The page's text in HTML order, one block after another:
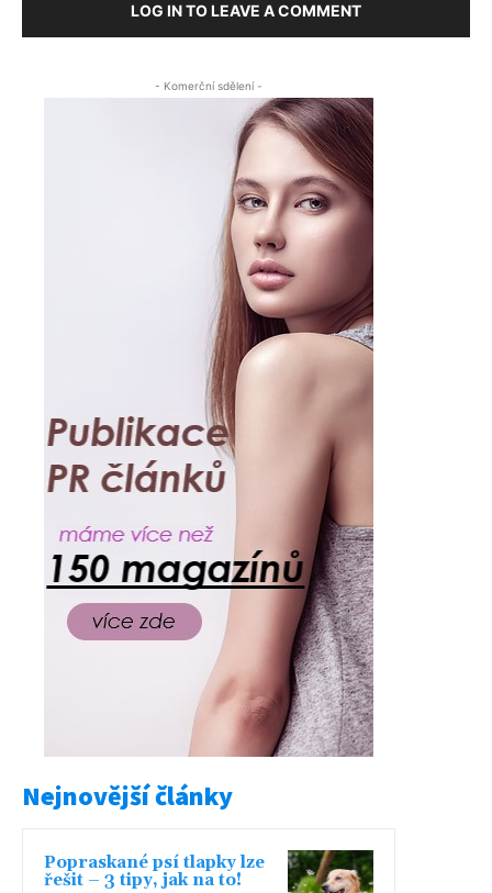
LOG IN TO LEAVE A COMMENT
- Komerční sdělení -
Nejnovější články
Popraskané psí tlapky lze
řešit – 3 tipy, jak na to!